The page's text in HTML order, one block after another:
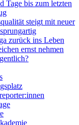
Tage bis zum letzten
steigt mit neuer
zurück ins Leben
ernst nehmen